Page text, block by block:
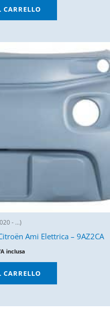
- …)
Ami Elettrica – 9AZ2CA
inclusa